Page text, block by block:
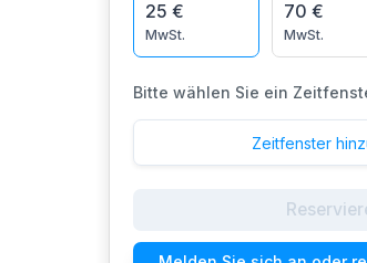
25 €
MwSt.
70 €
MwSt.
Bitte wählen Sie ein
Zeitfenster